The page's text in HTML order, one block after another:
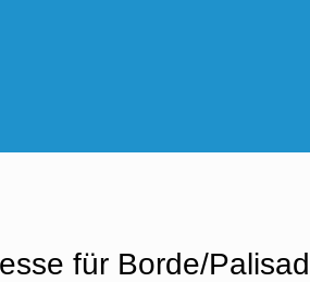
für Borde/